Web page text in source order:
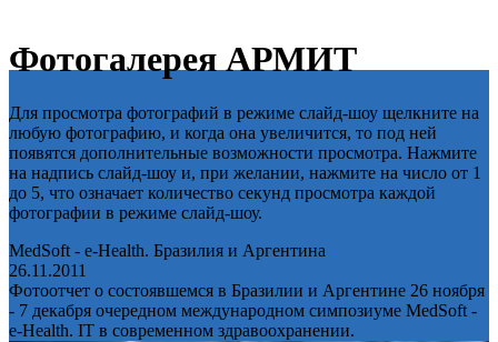
Фотогалерея АРМИТ
Для просмотра фотографий в режиме слайд-шоу щелкните на
любую фотографию, и когда она увеличится, то под ней
появятся дополнительные возможности просмотра. Нажмите
на надпись слайд-шоу и, при желании, нажмите на число от 1
до 5, что означает количество секунд просмотра каждой
фотографии в режиме слайд-шоу.
MedSoft - e-Health. Бразилия и Аргентина
26.11.2011
Фотоотчет о состоявшемся в Бразилии и Аргентине 26 ноября
- 7 декабря очередном международном симпозиуме MedSoft -
e-Health. IT в современном здравоохранении.